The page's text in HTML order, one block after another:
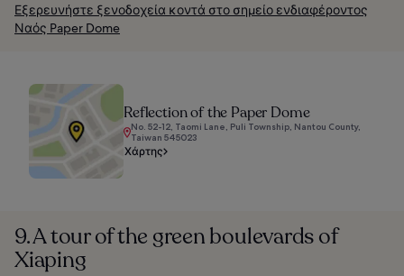
Εξερευνήστε ξενοδοχεία κοντά στο σημείο ενδιαφέροντος
Ναός Paper Dome
Reflection of the Paper Dome
No. 52-12, Taomi Lane, Puli Township, Nantou County,
Taiwan 545023
Χάρτης
9. A tour of the green boulevards of
Xiaping